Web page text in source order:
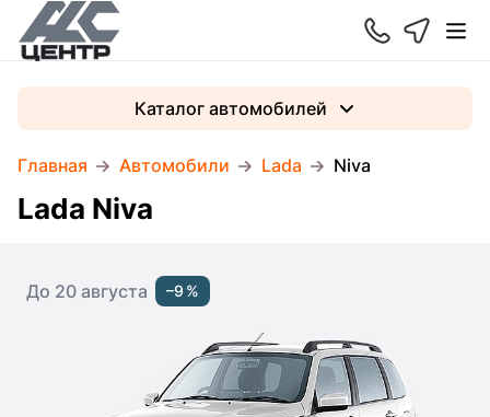
Главная Автомобили Lada Niva
Каталог автомобилей
Lada Niva
До 20 августа –9 %